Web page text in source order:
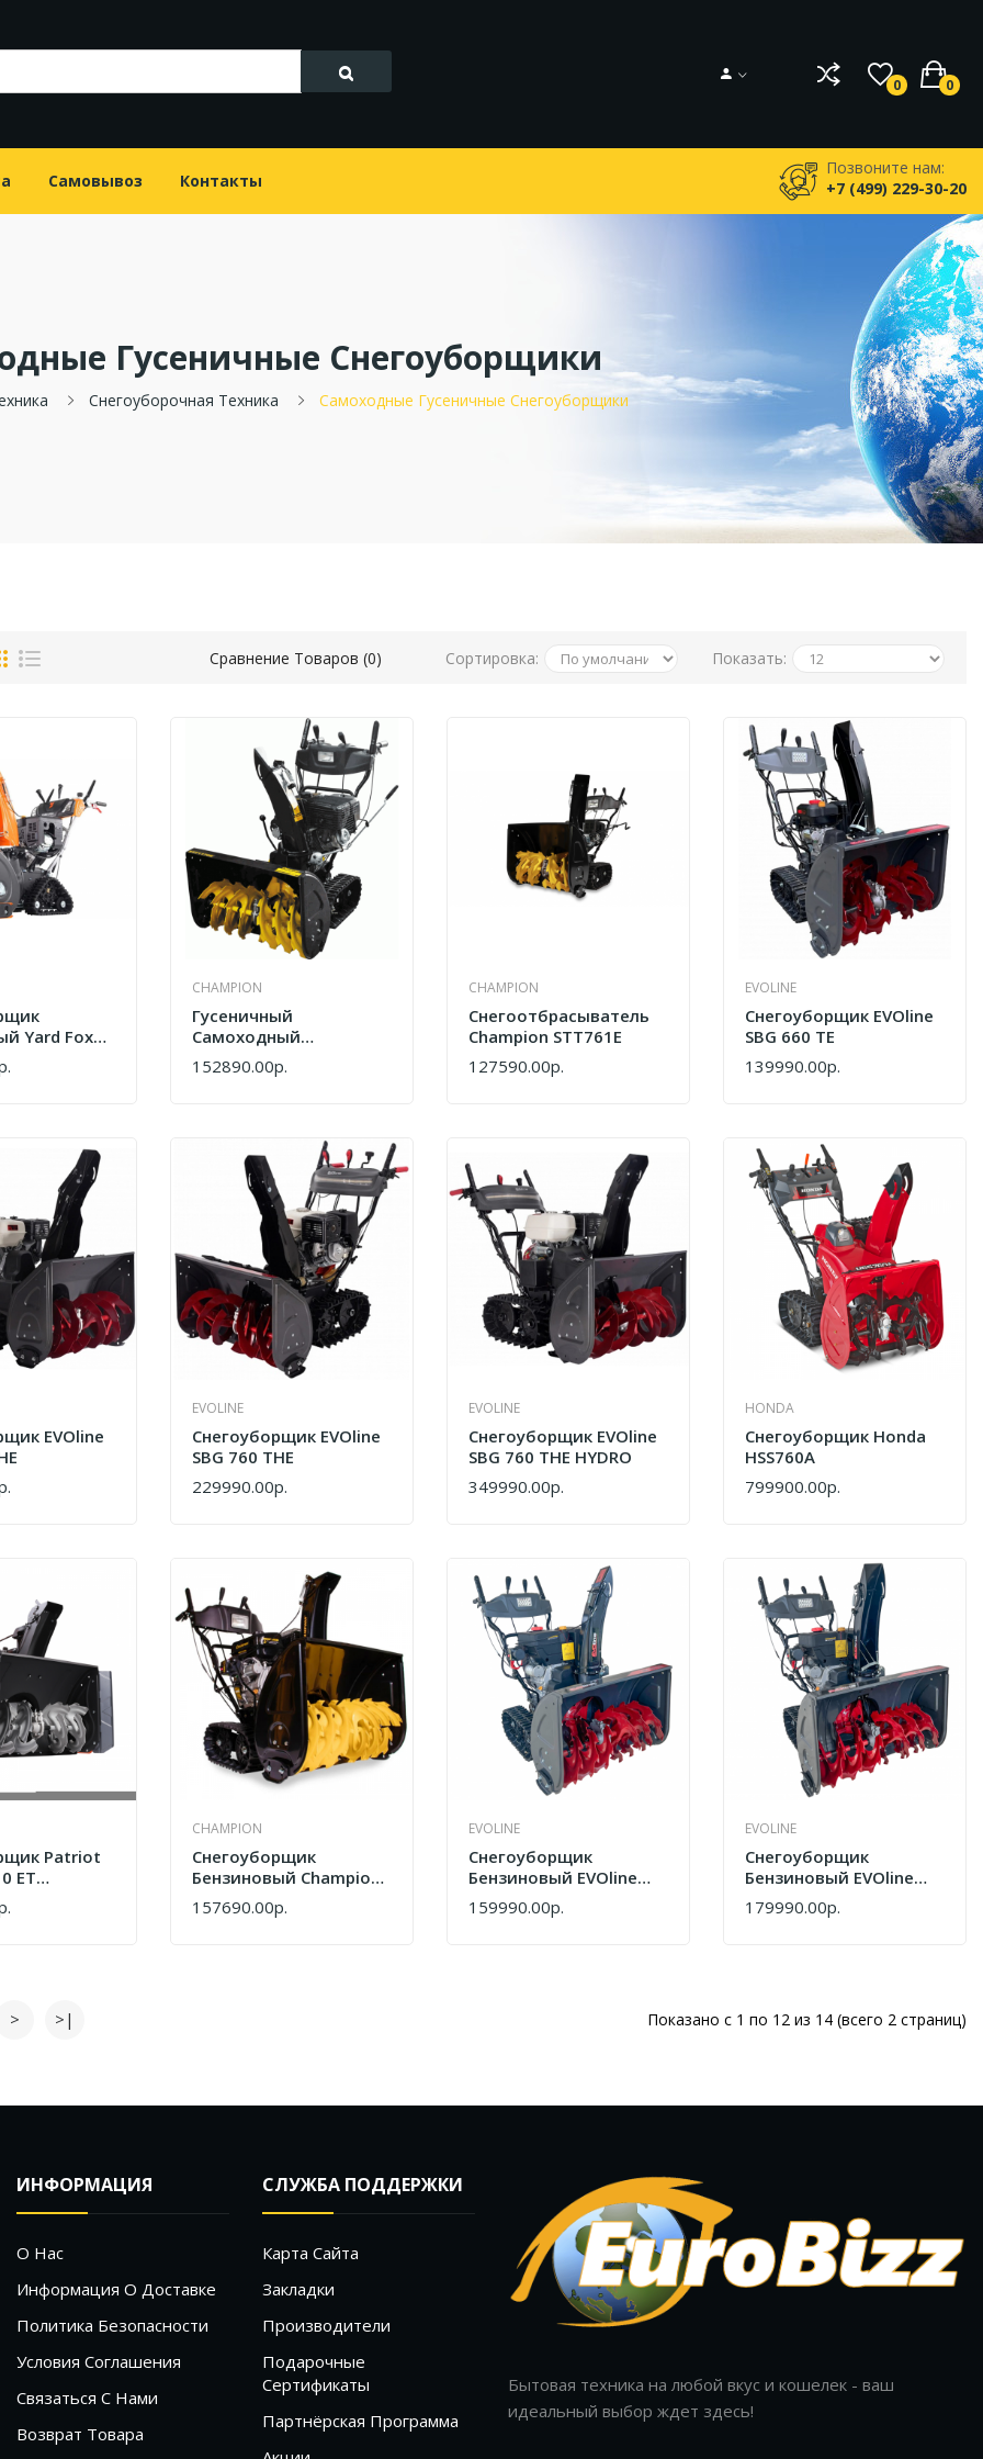
0 0
Самовывоз Контакты
Позвоните нам:
+7 (499) 229-30-20
Гусеничные Снегоуборщики
Снегоуборочная Техника Самоходные Гусеничные Снегоуборщики
Сравнение Товаров (0) Сортировка: Показать:
Yard Fox
LONCIN 302
CHAMPION
Гусеничный
Самоходный
Снегоуборщик
Champion STT1170E
152890.00р.
КУПИТЬ
CHAMPION
Снегоотбрасыватель
Champion STT761E
127590.00р.
КУПИТЬ
EVOLINE
Снегоуборщик EVOline
SBG 660 TE
139990.00р.
КУПИТЬ
EVOline
EVOLINE
Снегоуборщик EVOline
SBG 760 THE
229990.00р.
КУПИТЬ
EVOLINE
Снегоуборщик EVOline
SBG 760 THE HYDRO
349990.00р.
КУПИТЬ
HONDA
Снегоуборщик Honda
HSS760A
799900.00р.
КУПИТЬ
Patriot
ЕT
CHAMPION
Снегоуборщик
Бензиновый Champion
STT1171E
157690.00р.
КУПИТЬ
EVOLINE
Снегоуборщик
Бензиновый EVOline
SBG 700 TLE SBG700TLE
159990.00р.
КУПИТЬ
EVOLINE
Снегоуборщик
Бензиновый EVOline
SBG 760 TLE SBG760TLE
179990.00р.
КУПИТЬ
> >| Показано с 1 по 12 из 14 (всего 2 страниц)
ИНФОРМАЦИЯ
О Нас
Информация О Доставке
Политика Безопасности
Условия Соглашения
Связаться С Нами
Возврат Товара
СЛУЖБА ПОДДЕРЖКИ
Карта Сайта
Закладки
Производители
Подарочные
Сертификаты
Партнёрская Программа
Бытовая техника на любой вкус и кошелек - ваш
идеальный выбор ждет здесь!